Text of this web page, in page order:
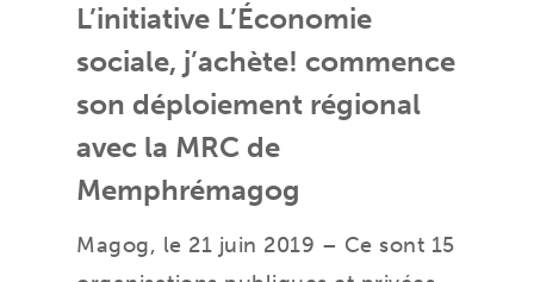
L’initiative L’Économie
sociale, j’achète! commence
son déploiement régional
avec la MRC de
Memphrémagog
Magog, le 21 juin 2019 – Ce sont 15